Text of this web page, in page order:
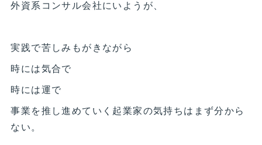
外資系コンサル会社にいようが、
実践で苦しみもがきながら
時には気合で
時には運で
事業を推し進めていく起業家の気持ちはまず分から
ない。